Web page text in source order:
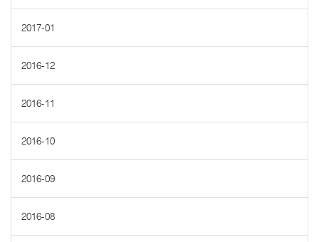
2017-01
2016-12
2016-11
2016-10
2016-09
2016-08